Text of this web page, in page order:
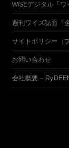
WiSEデジタル「
週刊ワイズ誌面『
サイトポリシー（
お問い合わせ
会社概要 –